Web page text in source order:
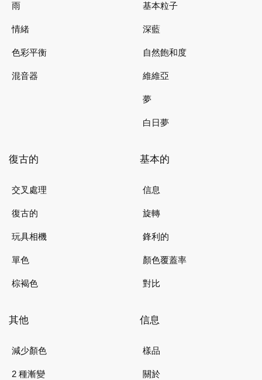
雨
情緒
色彩平衡
混音器
基本粒子
深藍
自然飽和度
維維亞
夢
白日夢
復古的
交叉處理
復古的
玩具相機
單色
棕褐色
基本的
信息
旋轉
鋒利的
顏色覆蓋率
對比
其他
減少顏色
2 種漸變
信息
樣品
關於